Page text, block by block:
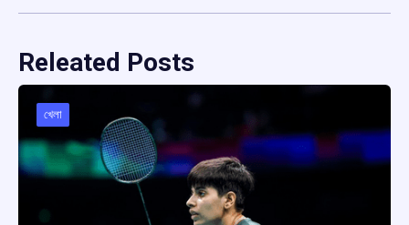
Releated Posts
খেলা